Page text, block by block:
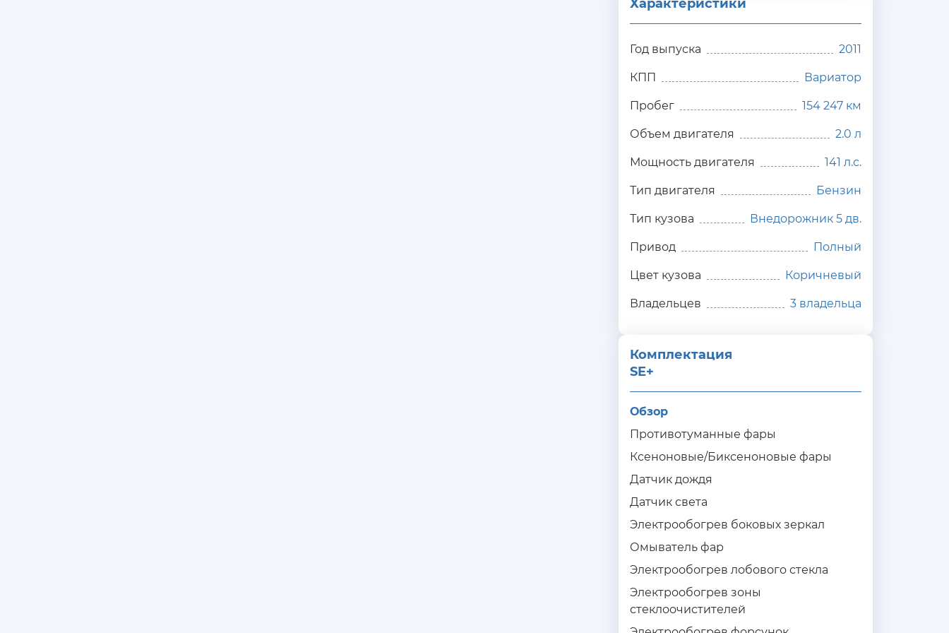
Характеристики
Год выпуска 2011
КПП Вариатор
Пробег 154 247 км
Объем двигателя 2.0 л
Мощность двигателя 141 л.с.
Тип двигателя Бензин
Тип кузова Внедорожник 5 дв.
Привод Полный
Цвет кузова Коричневый
Владельцев 3 владельца
Комплектация
SE+
Обзор
Противотуманные фары
Ксеноновые/Биксеноновые фары
Датчик дождя
Датчик света
Электрообогрев боковых зеркал
Омыватель фар
Электрообогрев лобового стекла
Электрообогрев зоны
стеклоочистителей